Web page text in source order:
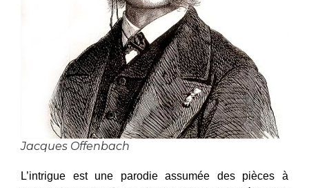
Jacques Offenbach
L’intrigue est une parodie assumée des pièces à